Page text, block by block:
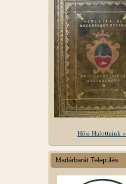
Hősi Halottaink »
Madárbarát Település